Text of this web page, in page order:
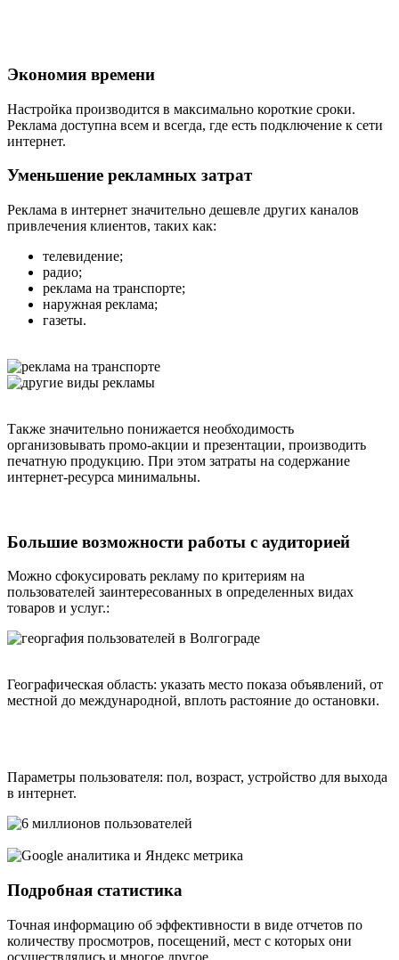
Экономия времени
Настройка производится в максимально короткие сроки.
Реклама доступна всем и всегда, где есть подключение к сети
интернет.
Уменьшение рекламных затрат
Реклама в интернет значительно дешевле других каналов
привлечения клиентов, таких как:
телевидение;
радио;
реклама на транспорте;
наружная реклама;
газеты.
Также значительно понижается необходимость
организовывать промо-акции и презентации, производить
печатную продукцию. При этом затраты на содержание
интернет-ресурса минимальны.
Большие возможности работы с аудиторией
Можно сфокусировать рекламу по критериям на
пользователей заинтересованных в определенных видах
товаров и услуг.:
Географическая область: указать место показа объявлений, от
местной до международной, вплоть растояние до остановки.
Параметры пользователя: пол, возраст, устройство для выхода
в интернет.
Подробная статистика
Точная информацию об эффективности в виде отчетов по
количеству просмотров, посещений, мест с которых они
осуществлялись и многое другое.